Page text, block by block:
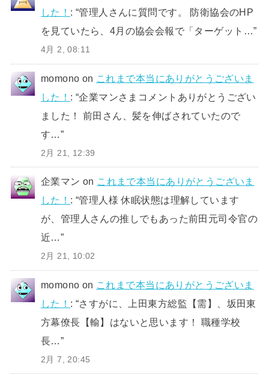
した！ : “管理人さんに質問です。 防衛協会のHP
を見ていたら、4月の協会会報で「ターゲット…”
4月 2, 08:11
momono on これまで本当にありがとうございま
した！ : “企業マンさまコメントありがとうござい
ました！ 前田さん、髪を伸ばされていたので
す…”
2月 21, 12:39
企業マン on これまで本当にありがとうございま
した！ : “管理人様 休眠状態は理解しています
が、管理人さんの推しでもあった前田元司令官の
近…”
2月 21, 10:02
momono on これまで本当にありがとうございま
した！ : “さすがに、上田東方総監【需】、坂田東
方幕僚長【輸】はないと思います！ 職種学校
長…”
2月 7, 20:45